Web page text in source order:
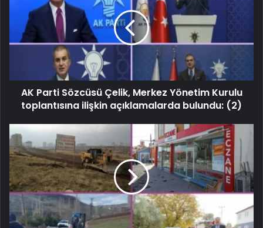
AK Parti Sözcüsü Çelik, Merkez Yönetim Kurulu
toplantısına ilişkin açıklamalarda bulundu: (2)